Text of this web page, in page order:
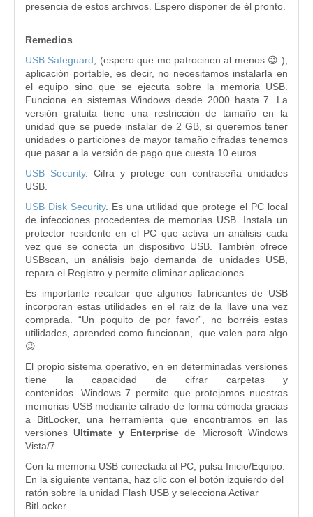
presencia de estos archivos. Espero disponer de él pronto.
Remedios
USB Safeguard , (espero que me patrocinen al menos 😉 ),
aplicación portable, es decir, no necesitamos instalarla en
el equipo sino que se ejecuta sobre la memoria USB.
Funciona en sistemas Windows desde 2000 hasta 7. La
versión gratuita tiene una restricción de tamaño en la
unidad que se puede instalar de 2 GB, si queremos tener
unidades o particiones de mayor tamaño cifradas tenemos
que pasar a la versión de pago que cuesta 10 euros.
USB Security. Cifra y protege con contraseña unidades
USB.
USB Disk Security. Es una utilidad que protege el PC local
de infecciones procedentes de memorias USB. Instala un
protector residente en el PC que activa un análisis cada
vez que se conecta un dispositivo USB. También ofrece
USBscan, un análisis bajo demanda de unidades USB,
repara el Registro y permite eliminar aplicaciones.
Es importante recalcar que algunos fabricantes de USB
incorporan estas utilidades en el raiz de la llave una vez
comprada. “Un poquito de por favor”, no borréis estas
utilidades, aprended como funcionan, que valen para algo
😉
El propio sistema operativo, en en determinadas versiones
tiene la capacidad de cifrar carpetas y
contenidos. Windows 7 permite que protejamos nuestras
memorias USB mediante cifrado de forma cómoda gracias
a BitLocker, una herramienta que encontramos en las
versionesUltimate y Enterprise de Microsoft Windows
Vista/7.
Con la memoria USB conectada al PC, pulsa Inicio/Equipo.
En la siguiente ventana, haz clic con el botón izquierdo del
ratón sobre la unidad Flash USB y selecciona Activar
BitLocker.